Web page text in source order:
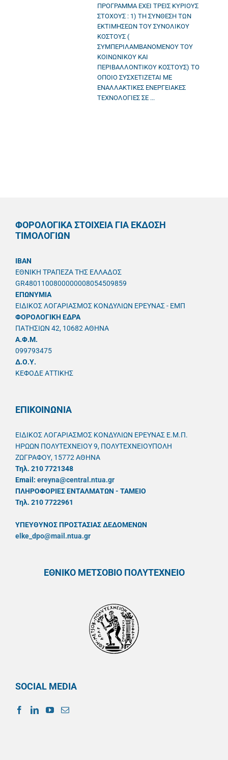
ΠΡΟΓΡΑΜΜΑ ΕΧΕΙ ΤΡΕΙΣ ΚΥΡΙΟΥΣ
ΣΤΟΧΟΥΣ : 1) ΤΗ ΣΥΝΘΕΣΗ ΤΩΝ
ΕΚΤΙΜΗΣΕΩΝ ΤΟΥ ΣΥΝΟΛΙΚΟΥ
ΚΟΣΤΟΥΣ (
ΣΥΜΠΕΡΙΛΑΜΒΑΝΟΜΕΝΟΥ ΤΟΥ
ΚΟΙΝΩΝΙΚΟΥ ΚΑΙ
ΠΕΡΙΒΑΛΛΟΝΤΙΚΟΥ ΚΟΣΤΟΥΣ) ΤΟ
ΟΠΟΙΟ ΣΥΣΧΕΤΙΖΕΤΑΙ ΜΕ
ΕΝΑΛΛΑΚΤΙΚΕΣ ΕΝΕΡΓΕΙΑΚΕΣ
ΤΕΧΝΟΛΟΓΙΕΣ ΣΕ ...
ΦΟΡΟΛΟΓΙΚΑ ΣΤΟΙΧΕΙΑ ΓΙΑ ΕΚΔΟΣΗ
ΤΙΜΟΛΟΓΙΩΝ
IBAN
ΕΘΝΙΚΗ ΤΡΑΠΕΖΑ ΤΗΣ ΕΛΛΑΔΟΣ
GR4801100800000008054509859
ΕΠΩΝΥΜΙΑ
ΕΙΔΙΚΟΣ ΛΟΓΑΡΙΑΣΜΟΣ ΚΟΝΔΥΛΙΩΝ ΕΡΕΥΝΑΣ - ΕΜΠ
ΦΟΡΟΛΟΓΙΚΗ ΕΔΡΑ
ΠΑΤΗΣΙΩΝ 42, 10682 ΑΘΗΝΑ
A.Φ.Μ.
099793475
Δ.Ο.Υ.
ΚΕΦΟΔΕ ΑΤΤΙΚΗΣ
ΕΠΙΚΟΙΝΩΝΙΑ
ΕΙΔΙΚΟΣ ΛΟΓΑΡΙΑΣΜΟΣ ΚΟΝΔΥΛΙΩΝ ΕΡΕΥΝΑΣ Ε.Μ.Π.
ΗΡΩΩΝ ΠΟΛΥΤΕΧΝΕΙΟΥ 9, ΠΟΛΥΤΕΧΝΕΙΟΥΠΟΛΗ
ΖΩΓΡΑΦΟΥ, 15772 ΑΘΗΝΑ
Τηλ. 210 7721348
Email: ereyna@central.ntua.gr
ΠΛΗΡΟΦΟΡΙΕΣ ΕΝΤΑΛΜΑΤΩΝ - ΤΑΜΕΙΟ
Τηλ. 210 7722961
ΥΠΕΥΘYΝΟΣ ΠΡΟΣΤΑΣΙΑΣ ΔΕΔΟΜΕΝΩΝ
elke_dpo@mail.ntua.gr
ΕΘΝΙΚΟ ΜΕΤΣΟΒΙΟ ΠΟΛΥΤΕΧΝΕΙΟ
SOCIAL MEDIA